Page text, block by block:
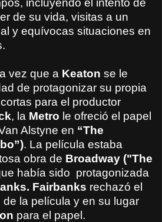
de su vida, visitas a un
y equívocas situaciones en
vez que a Keaton se le
de protagonizar su propia
para el productor
, la Metro le ofreció el papel
Alstyne en “The
. La película estaba
obra de Broadway ("The
había sido protagonizada
Fairbanks rechazó el
la película y en su lugar
para el papel.